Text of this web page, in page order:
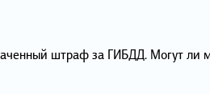
штраф за ГИБДД. Могут ли